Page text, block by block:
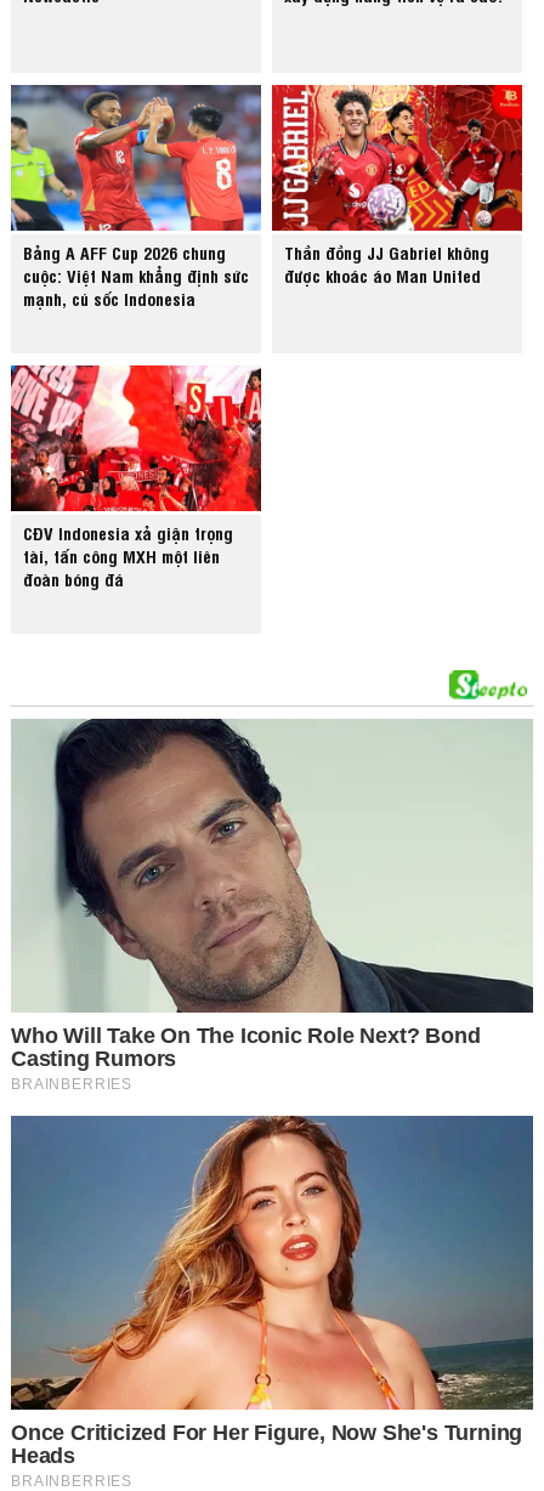
Bảng A AFF Cup 2026 chung
cuộc: Việt Nam khẳng định sức
mạnh, cú sốc Indonesia
Thần đồng JJ Gabriel không
được khoác áo Man United
CĐV Indonesia xả giận trọng
tài, tấn công MXH một liên
đoàn bóng đá